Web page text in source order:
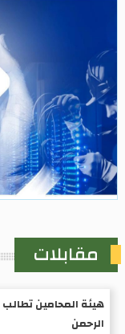
مقابلات
هيئة المحامين
الرحمن